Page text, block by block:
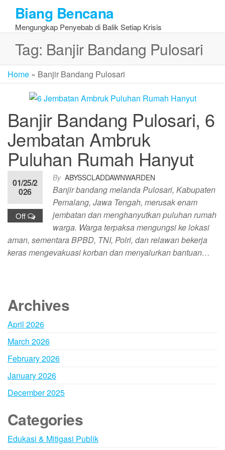
the
content
Biang Bencana
Mengungkap Penyebab di Balik Setiap Krisis
Tag: Banjir Bandang Pulosari
Home » Banjir Bandang Pulosari
Banjir Bandang Pulosari, 6
Jembatan Ambruk
Puluhan Rumah Hanyut
By ABYSSCLADDAWNWARDEN
01/25/2
026
Off
Banjir bandang melanda Pulosari, Kabupaten
Pemalang, Jawa Tengah, merusak enam
jembatan dan menghanyutkan puluhan rumah
warga. Warga terpaksa mengungsi ke lokasi
aman, sementara BPBD, TNI, Polri, dan relawan bekerja
keras mengevakuasi korban dan menyalurkan bantuan…
Archives
April 2026
March 2026
February 2026
January 2026
December 2025
Categories
Edukasi & Mitigasi Publik